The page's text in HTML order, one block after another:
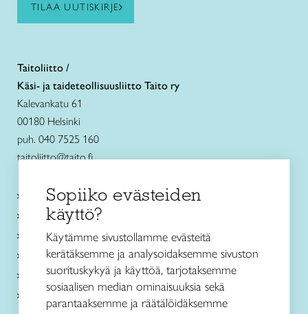
TILAA UUTISKIRJE
Taitoliitto /
Käsi- ja taideteollisuusliitto Taito ry
Kalevankatu 61
00180 Helsinki
puh. 040 7525 160
taitoliitto@taito.fi
Käsityökurssit ja koulutus
Ajankohtaista
Käsityöohjeet
Me olemme Taito
Paikallinen toiminta
Verkkokaupat
Sopiiko evästeiden
käyttö?
Käytämme sivustollamme evästeitä
kerätäksemme ja analysoidaksemme sivuston
suorituskykyä ja käyttöä, tarjotaksemme
sosiaalisen median ominaisuuksia sekä
parantaaksemme ja räätälöidäksemme